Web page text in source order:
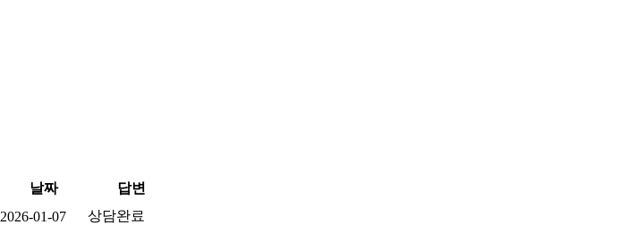
날짜
답변
2026-01-07 상담완료